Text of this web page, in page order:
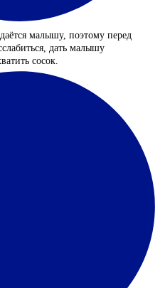
малышу, поэтому перед
дать малышу
сосок.